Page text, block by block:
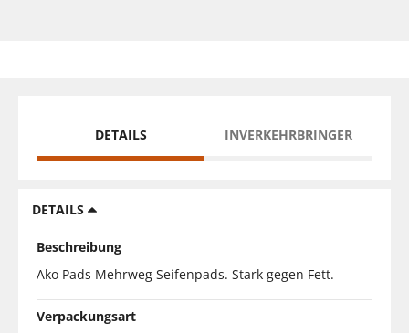
DETAILS INVERKEHRBRINGER
DETAILS
Beschreibung
Ako Pads Mehrweg Seifenpads. Stark gegen Fett.
Verpackungsart